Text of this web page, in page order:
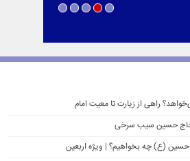
راهی از زیارت تا معیت امام
حاج حسین سیب سرخی
حسین (ع) چه بخواهیم؟ | ویژه اربعین